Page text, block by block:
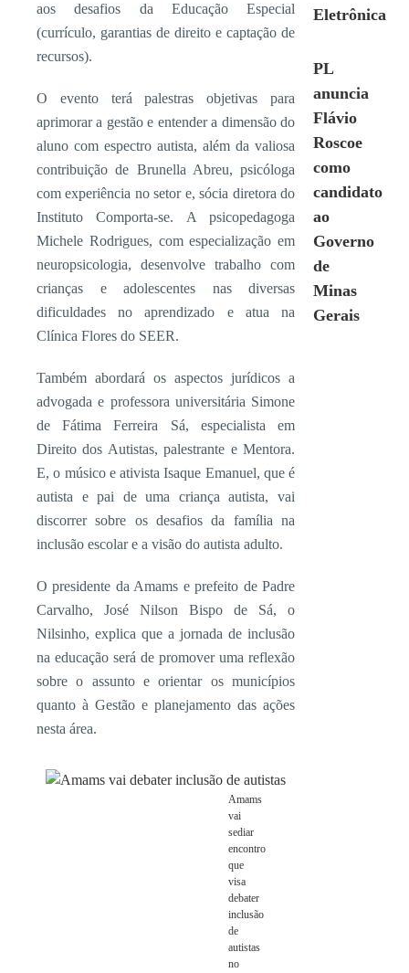
aos desafios da Educação Especial
(currículo, garantias de direito e captação de
recursos).
O evento terá palestras objetivas para
aprimorar a gestão e entender a dimensão do
aluno com espectro autista, além da valiosa
contribuição de Brunella Abreu, psicóloga
com experiência no setor e, sócia diretora do
Instituto Comporta-se. A psicopedagoga
Michele Rodrigues, com especialização em
neuropsicologia, desenvolve trabalho com
crianças e adolescentes nas diversas
dificuldades no aprendizado e atua na
Clínica Flores do SEER.
Também abordará os aspectos jurídicos a
advogada e professora universitária Simone
de Fátima Ferreira Sá, especialista em
Direito dos Autistas, palestrante e Mentora.
E, o músico e ativista Isaque Emanuel, que é
autista e pai de uma criança autista, vai
discorrer sobre os desafios da família na
inclusão escolar e a visão do autista adulto.
O presidente da Amams e prefeito de Padre
Carvalho, José Nilson Bispo de Sá, o
Nilsinho, explica que a jornada de inclusão
na educação será de promover uma reflexão
sobre o assunto e orientar os municípios
quanto à Gestão e planejamento das ações
nesta área.
Amams
vai
sediar
encontro
que
visa
debater
inclusão
de
autistas
no
Eletrônica
PL
anuncia
Flávio
Roscoe
como
candidato
ao
Governo
de
Minas
Gerais